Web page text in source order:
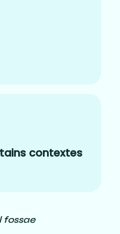
contextes
fossae